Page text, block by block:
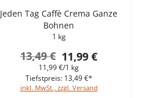
Jeden Tag Caffè Crema Ganze
Bohnen
1 kg
11,99 €
13,49 €
11,99 €/1 kg
inkl. MwSt., zzgl. Versand
Tiefstpreis: 13,49 €*